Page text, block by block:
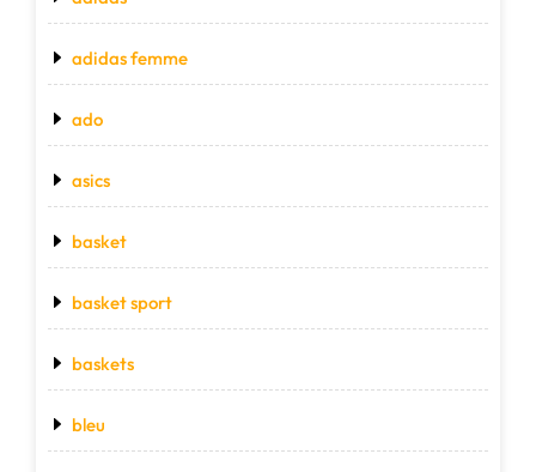
adidas femme
ado
asics
basket
basket sport
baskets
bleu